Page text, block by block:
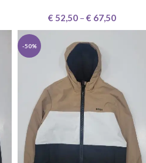
€ 52,50 – € 67,50
-50%